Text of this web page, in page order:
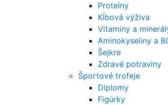
Proteíny
Kĺbová výživa
Vitamíny a
Aminokyseliny a
Šejkre
Zdravé potraviny
Športové trofeje
Diplomy
Figúrky